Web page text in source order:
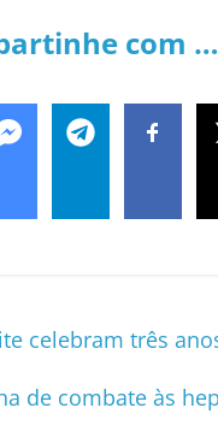
com …
celebram três
de combate às